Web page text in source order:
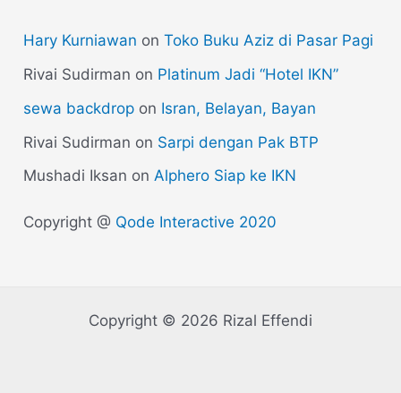
Hary Kurniawan onToko Buku Aziz di Pasar Pagi
Rivai Sudirman on Platinum Jadi “Hotel IKN”
sewa backdrop on Isran, Belayan, Bayan
Rivai Sudirman on Sarpi dengan Pak BTP
Mushadi Iksan onAlphero Siap ke IKN
Copyright @ Qode Interactive 2020
Copyright © 2026 Rizal Effendi